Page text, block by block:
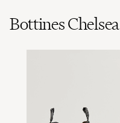
Bottines Chelsea